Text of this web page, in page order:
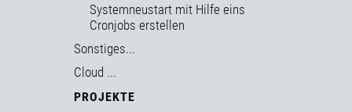
Systemneustart mit Hilfe eins
Cronjobs erstellen
Sonstiges...
Cloud ...
PROJEKTE